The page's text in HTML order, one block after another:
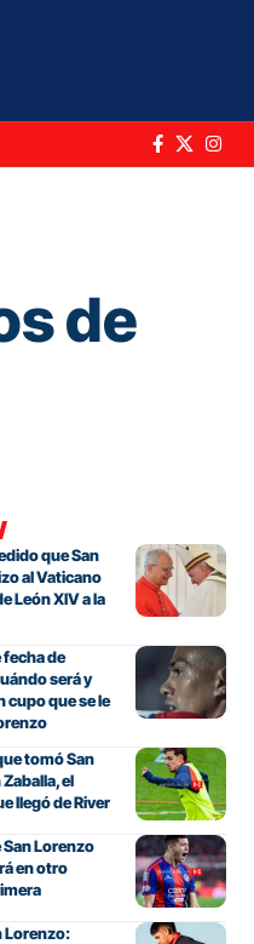
de
que San
al Vaticano
León XIV a la
fecha de
será y
cupo que se le
tomó San
el
llegó de River
San Lorenzo
en otro
Lorenzo: